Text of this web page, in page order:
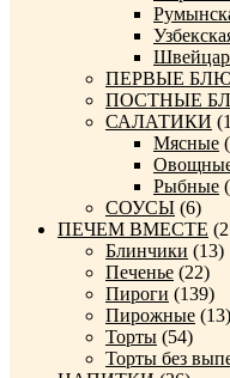
ПЕРВЫЕ
ПОСТНЫЕ
САЛАТИКИ
Мясные
Рыбные
СОУСЫ (6)
ПЕЧЕМ ВМЕСТЕ
Блинчики (13)
Печенье (22)
Пироги (139)
Пирожные (13)
Торты (54)
Торты без